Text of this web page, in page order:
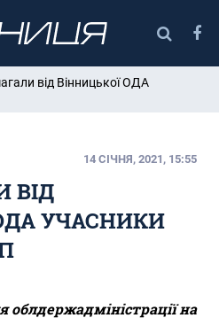
від Вінницької ОДА
14 СІЧНЯ, 2021, 15:55
ВІД
УЧАСНИКИ
облдержадміністрації на